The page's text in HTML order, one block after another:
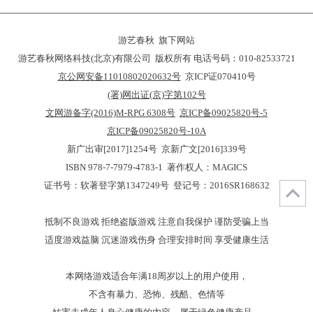
游艺春秋 旗下网站
游艺春秋网络科技(北京)有限公司 版权所有 电话号码：010-82533721
京公网安备11010802020632号京ICP证070410号
(署)网出证(京)字第102号
文网游备字(2016)M-RPG 6308号 京ICP备09025820号-5
京ICP备09025820号-10A
新广出审[2017]1254号 京新广文[2016]339号
ISBN 978-7-7979-4783-1 著作权人：MAGICS
证书号：软著登字第1347249号 登记号：2016SR168632
抵制不良游戏 拒绝盗版游戏 注意自我保护 谨防受骗上当
适度游戏益脑 沉迷游戏伤身 合理安排时间 享受健康生活
本网络游戏适合年满18周岁以上的用户使用，
不含有暴力、恐怖、残酷、色情等